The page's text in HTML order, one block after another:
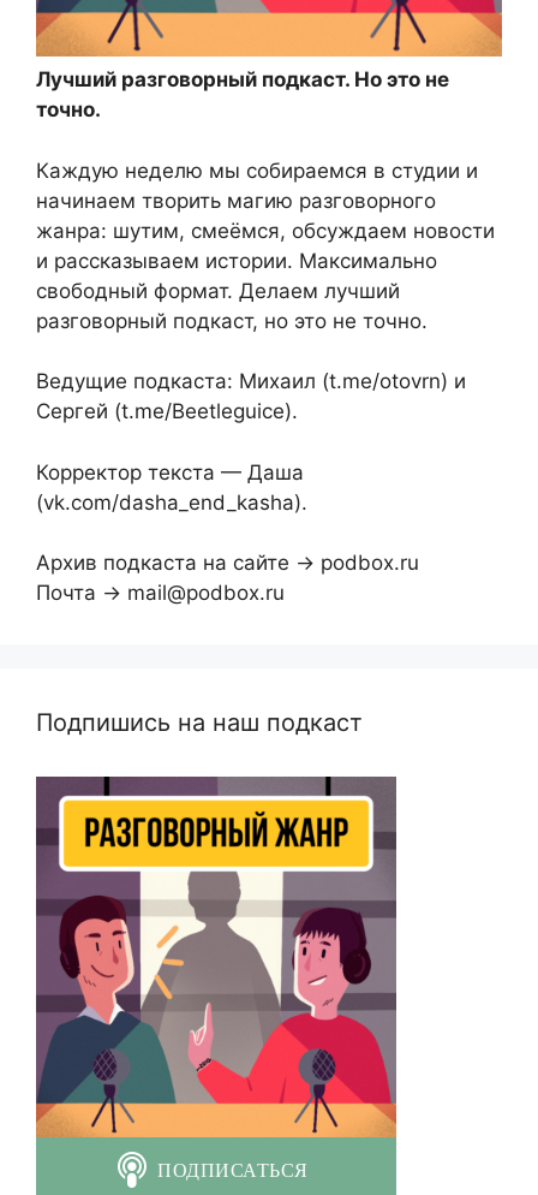
Лучший разговорный подкаст. Но это не
точно.
Каждую неделю мы собираемся в студии и
начинаем творить магию разговорного
жанра: шутим, смеёмся, обсуждаем новости
и рассказываем истории. Максимально
свободный формат. Делаем лучший
разговорный подкаст, но это не точно.
Ведущие подкаста: Михаил (t.me/otovrn) и
Сергей (t.me/Beetleguice).
Корректор текста — Даша
(vk.com/dasha_end_kasha).
Архив подкаста на сайте → podbox.ru
Почта → mail@podbox.ru
Подпишись на наш подкаст